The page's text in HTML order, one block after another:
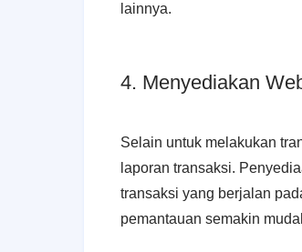
lainnya.
4. Menyediakan
Selain untuk melakukan
laporan transaksi.
transaksi yang berjalan
pemantauan semakin